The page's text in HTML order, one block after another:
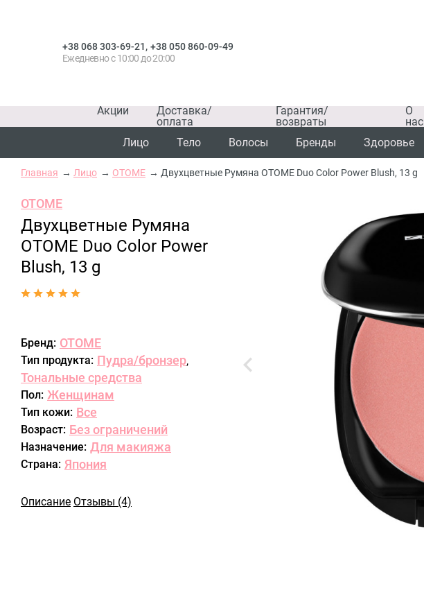
+38 068 303-69-21, +38 050 860-09-49
Ежедневно с 10:00 до 20:00
Акции
Доставка/
оплата
Гарантия/
возвраты
О
нас
Лицо
Тело Волосы Бренды Здоровье
Главная Лицо OTOME Двухцветные Румяна OTOME Duo Color Power Blush, 13 g
OTOME
Двухцветные Румяна
OTOME Duo Color Power
Blush, 13 g
Бренд: OTOME
Тип продукта: Пудра/бронзер,
Тональные средства
Пол: Женщинам
Тип кожи: Все
Возраст: Без ограничений
Назначение: Для макияжа
Страна: Япония
Описание Отзывы (4)